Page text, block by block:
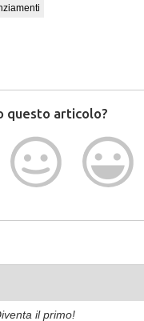
questo articolo?
il primo!